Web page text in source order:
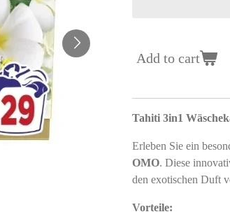
Add to cart
Tahiti 3in1
Erleben Sie ein
OMO. Diese
den exotischen Duft
Vorteile: